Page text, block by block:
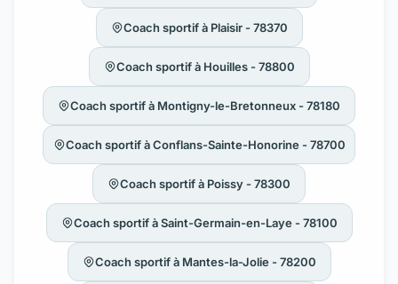
Coach sportif à Plaisir - 78370
Coach sportif à Houilles - 78800
Coach sportif à Montigny-le-Bretonneux - 78180
Coach sportif à Conflans-Sainte-Honorine - 78700
Coach sportif à Poissy - 78300
Coach sportif à Saint-Germain-en-Laye - 78100
Coach sportif à Mantes-la-Jolie - 78200